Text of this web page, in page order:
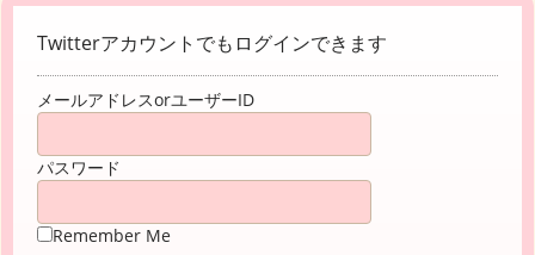
Twitterアカウントでもログインできます
メールアドレスorユーザーID
パスワード
Remember Me